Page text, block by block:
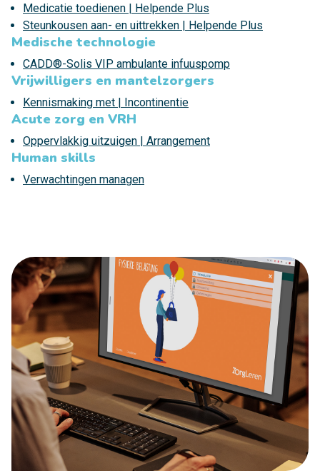
Medicatie toedienen | Helpende Plus
Steunkousen aan- en uittrekken | Helpende Plus
Medische technologie
CADD®-Solis VIP ambulante infuuspomp
Vrijwilligers en mantelzorgers
Kennismaking met | Incontinentie
Acute zorg en VRH
Oppervlakkig uitzuigen | Arrangement
Human skills
Verwachtingen managen